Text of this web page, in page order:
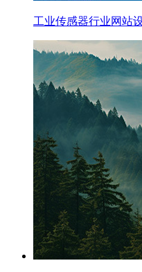
工业传感器行业网站